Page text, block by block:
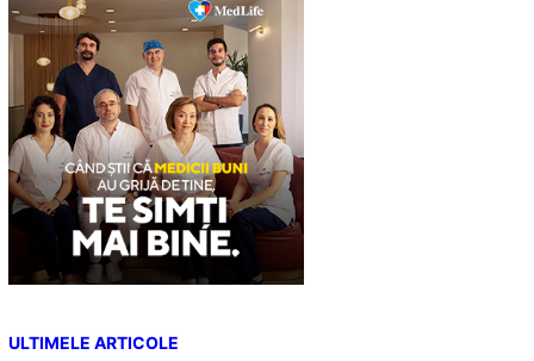
h
ULTIMELE ARTICOLE